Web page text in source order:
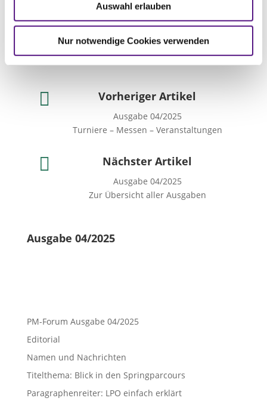
Auswahl erlauben
Nur notwendige Cookies verwenden
Absenden
 Vorheriger Artikel
Ausgabe 04/2025
Turniere – Messen – Veranstaltungen
 Nächster Artikel
Ausgabe 04/2025
Zur Übersicht aller Ausgaben
Ausgabe 04/2025
PM-Forum Ausgabe 04/2025
Editorial
Namen und Nachrichten
Titelthema: Blick in den Springparcours
Paragraphenreiter: LPO einfach erklärt